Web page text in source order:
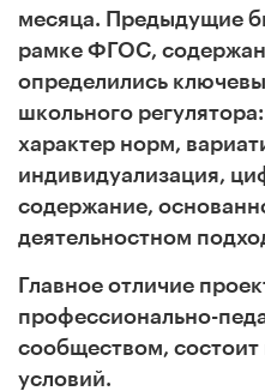
месяца. Предыдущие
рамке ФГОС,
определились
школьного
характер норм,
индивидуализация,
содержание,
деятельностном
Главное отличие
профессионально-
сообществом, состоит
условий.